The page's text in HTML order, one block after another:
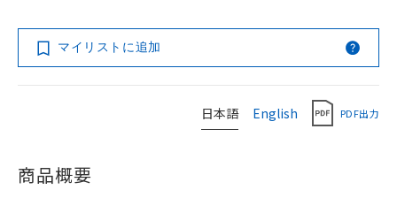
マイリストに追加
日本語 English PDF出力
商品概要